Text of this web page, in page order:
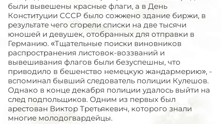
были вывешены красные флаги, а в День
Конституции СССР было сожжено здание биржи, в
результате чего сгорели списки на две тысячи
юношей и девушек, отобранных для отправки в
Германию. «Тщательные поиски виновников
распространения листовок-воззваний и
вывешивания флагов были безуспешны, что
приводило в бешенство немецкую жандармерию», -
вспоминал бывший следователь полиции Кулешов.
Однако в конце декабря полиции удалось выйти на
след подпольщиков. Одним из первых был
арестован Виктор Третьякевич, которого знали
многие молодогвардейцы.